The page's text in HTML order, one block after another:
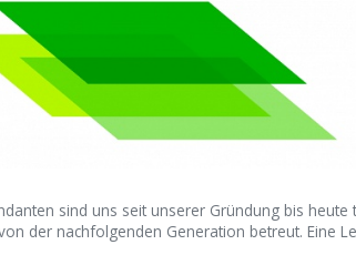
sind uns seit unserer Gründung bis
der nach­folgen­den Generation betreut. Eine